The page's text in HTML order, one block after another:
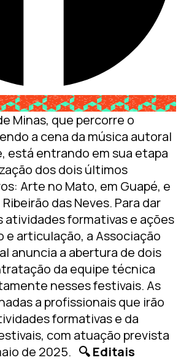
Minas, que percorre o
a cena da música autoral
está entrando em sua etapa
dos dois últimos
Arte no Mato, em Guapé, e
das Neves. Para dar
atividades formativas e ações
e articulação, a Associação
anuncia a abertura de dois
da equipe técnica
nesses festivais. As
a profissionais que irão
formativas e da
com atuação prevista
de 2025. 🔍 Editais